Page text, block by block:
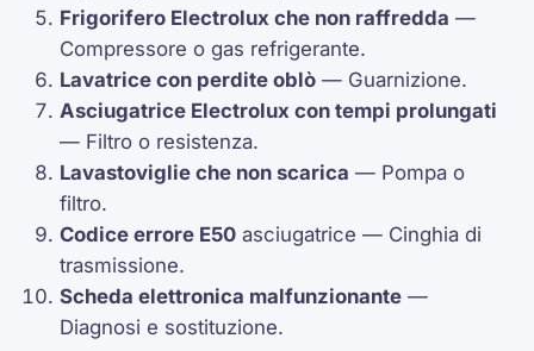
Frigorifero Electrolux che non raffredda —
Compressore o gas refrigerante.
Lavatrice con perdite oblò — Guarnizione.
Asciugatrice Electrolux con tempi prolungati
— Filtro o resistenza.
Lavastoviglie che non scarica — Pompa o
filtro.
Codice errore E50 asciugatrice — Cinghia di
trasmissione.
Scheda elettronica malfunzionante —
Diagnosi e sostituzione.